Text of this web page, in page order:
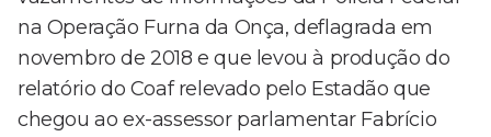
na Operação Furna da Onça, deflagrada em
novembro de 2018 e que levou à produção do
relatório do Coaf relevado pelo Estadão que
chegou ao ex-assessor parlamentar Fabrício